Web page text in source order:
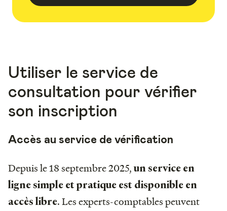
Utiliser le service de
consultation pour vérifier
son inscription
Accès au service de vérification
Depuis le 18 septembre 2025, un service en
ligne simple et pratique est disponible en
accès libre. Les experts-comptables peuvent